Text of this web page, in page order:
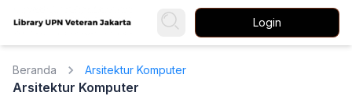
Login
Beranda Arsitektur Komputer
Arsitektur Komputer